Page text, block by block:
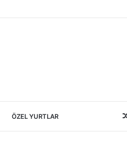
ÖZEL YURTLAR